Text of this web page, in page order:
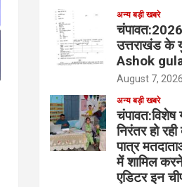
अन्य बड़ी खबरे
चंपावत:2026
उत्तराखंड
Ashok
August 7, 2026
अन्य बड़ी खबरे
चंपावत:विशेष
निरंतर हो
पात्र
में शामिल
एडिटर इन